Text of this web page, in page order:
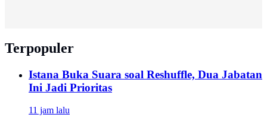
Terpopuler
Istana Buka Suara soal Reshuffle, Dua Jabatan
Ini Jadi Prioritas
11 jam lalu